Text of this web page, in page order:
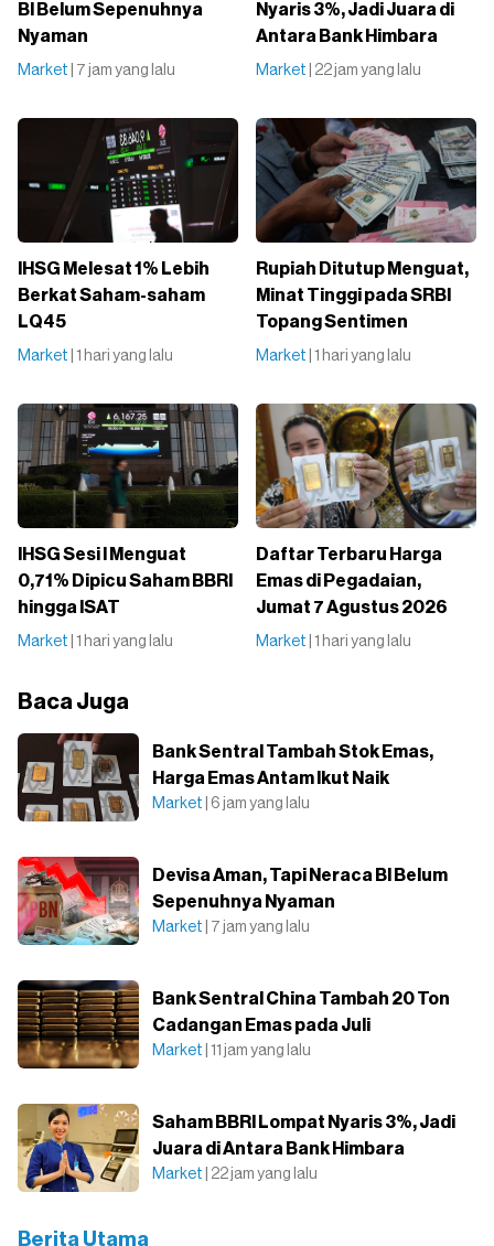
BI Belum Sepenuhnya
Nyaman
Market | 7 jam yang lalu
Nyaris 3%, Jadi Juara di
Antara Bank Himbara
Market | 22 jam yang lalu
IHSG Melesat 1% Lebih
Berkat Saham-saham
LQ45
Market | 1 hari yang lalu
Rupiah Ditutup Menguat,
Minat Tinggi pada SRBI
Topang Sentimen
Market | 1 hari yang lalu
IHSG Sesi I Menguat
0,71% Dipicu Saham BBRI
hingga ISAT
Market | 1 hari yang lalu
Daftar Terbaru Harga
Emas di Pegadaian,
Jumat 7 Agustus 2026
Market | 1 hari yang lalu
Baca Juga
Bank Sentral Tambah Stok Emas,
Harga Emas Antam Ikut Naik
Market | 6 jam yang lalu
Devisa Aman, Tapi Neraca BI Belum
Sepenuhnya Nyaman
Market | 7 jam yang lalu
Bank Sentral China Tambah 20 Ton
Cadangan Emas pada Juli
Market | 11 jam yang lalu
Saham BBRI Lompat Nyaris 3%, Jadi
Juara di Antara Bank Himbara
Market | 22 jam yang lalu
Berita Utama